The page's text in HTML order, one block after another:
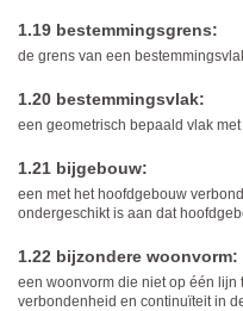
1.19 bestemmingsgrens:
de grens van een
1.20 bestemmingsvlak:
een geometrisch bepaald vlak
1.21 bijgebouw:
een met het hoofdgebouw
ondergeschikt is aan dat
1.22 bijzondere woonvorm:
een woonvorm die niet op één
verbondenheid en continuïteit in